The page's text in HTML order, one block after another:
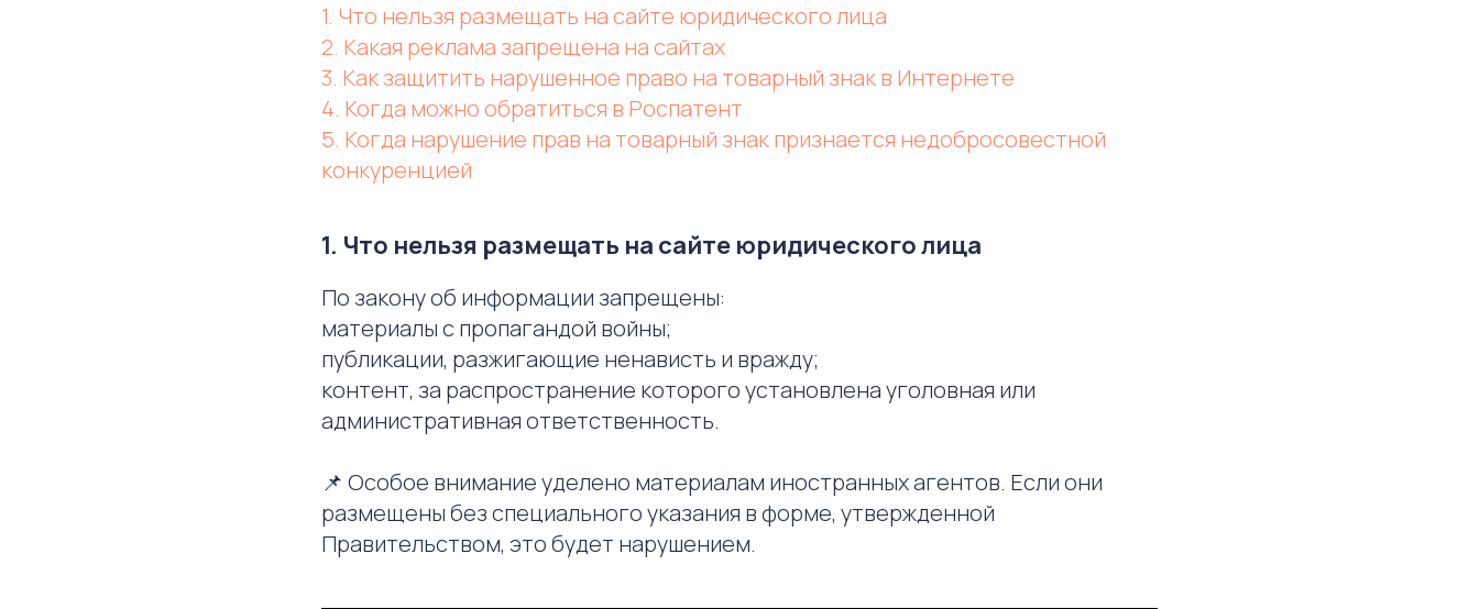
1. Что нельзя размещать на сайте юридического лица
2. Какая реклама запрещена на сайтах
3. Как защитить нарушенное право на товарный знак в Интернете
4. Когда можно обратиться в Роспатент
5. Когда нарушение прав на товарный знак признается недобросовестной
конкуренцией
1. Что нельзя размещать на сайте юридического лица
По закону об информации запрещены:
материалы с пропагандой войны;
публикации, разжигающие ненависть и вражду;
контент, за распространение которого установлена уголовная или
административная ответственность.
📌 Особое внимание уделено материалам иностранных агентов. Если они
размещены без специального указания в форме, утвержденной
Правительством, это будет нарушением.